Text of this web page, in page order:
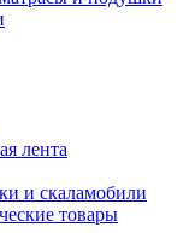
лента
и скаламобили
товары